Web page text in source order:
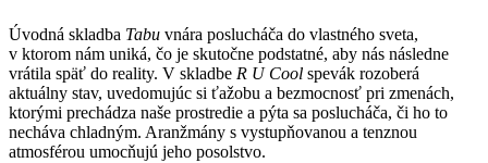
Úvodná skladba Tabu vnára poslucháča do vlastného sveta,
v ktorom nám uniká, čo je skutočne podstatné, aby nás následne
vrátila späť do reality. V skladbe R U Cool spevák rozoberá
aktuálny stav, uvedomujúc si ťažobu a bezmocnosť pri zmenách,
ktorými prechádza naše prostredie a pýta sa poslucháča, či ho to
necháva chladným. Aranžmány s vystupňovanou a tenznou
atmosférou umocňujú jeho posolstvo.